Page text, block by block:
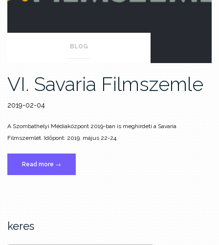
BLOG
VI. Savaria Filmszemle
2019-02-04
A Szombathelyi Médiaközpont 2019-ban is meghirdeti a Savaria
Filmszemlét. Időpont: 2019. május 22-24.
Read more „VI.
Savaria
→
keres